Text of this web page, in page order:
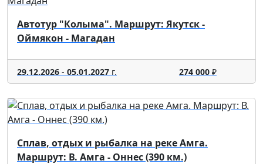
Автотур "Колыма". Маршрут: Якутск -
Оймякон - Магадан
29.12.2026 - 05.01.2027 г. 274 000₽
Сплав, отдых и рыбалка на реке Амга.
Маршрут: В. Амга - Оннес (390 км.)